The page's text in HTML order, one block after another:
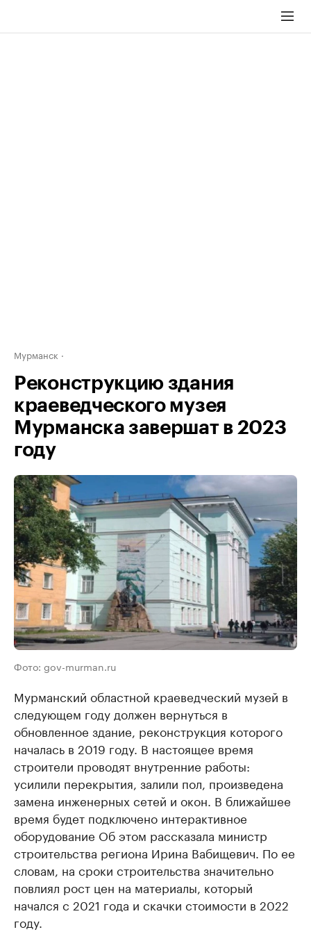
Мурманск
Реконструкцию здания
краеведческого музея
Мурманска завершат в 2023
году
Фото: gov-murman.ru
Мурманский областной краеведческий музей в
следующем году должен вернуться в
обновленное здание, реконструкция которого
началась в 2019 году. В настоящее время
строители проводят внутренние работы:
усилили перекрытия, залили пол, произведена
замена инженерных сетей и окон. В ближайшее
время будет подключено интерактивное
оборудование Об этом рассказала министр
строительства региона Ирина Вабищевич. По ее
словам, на сроки строительства значительно
повлиял рост цен на материалы, который
начался с 2021 года и скачки стоимости в 2022
году.